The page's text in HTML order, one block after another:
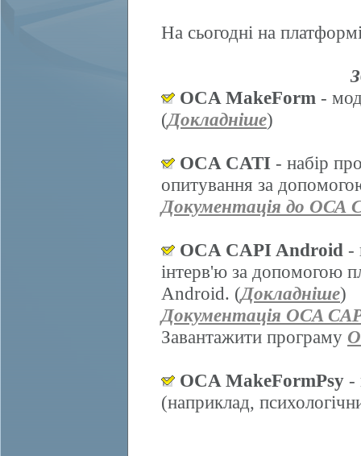
На сьогодні на
OCA MakeForm -
(Докладніше)
OCA CATI - набір
опитування за
Документація до ОСА
OCA CAPI Android -
інтерв'ю за допомогою
Android. (Докладніше)
Документація OCA
Завантажити програму
OCA MakeFormPsy -
(наприклад,